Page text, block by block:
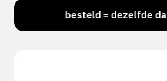
15:00 besteld = dezelfde dag